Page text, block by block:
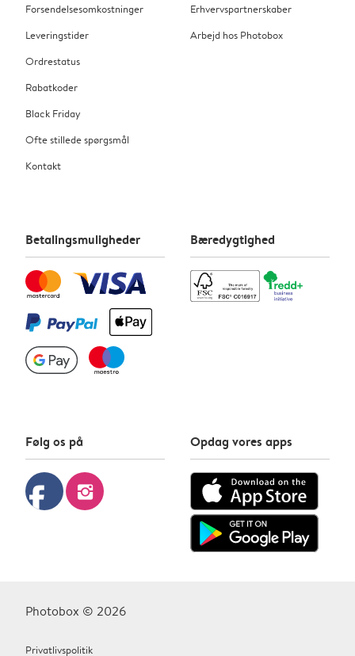
Forsendelsesomkostninger
Leveringstider
Ordrestatus
Rabatkoder
Black Friday
Ofte stillede spørgsmål
Kontakt
Erhvervspartnerskaber
Arbejd hos Photobox
Betalingsmuligheder Bæredygtighed
Følg os på
facebook instagram
Opdag vores apps
Photobox © 2026
Privatlivspolitik